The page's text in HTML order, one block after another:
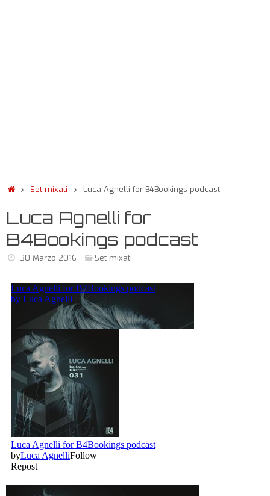
Set mixati Luca Agnelli for B4Bookings podcast
Luca Agnelli for
B4Bookings podcast
30 Marzo 2016 Set mixati